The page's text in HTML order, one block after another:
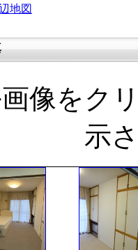
地図
像をク
示